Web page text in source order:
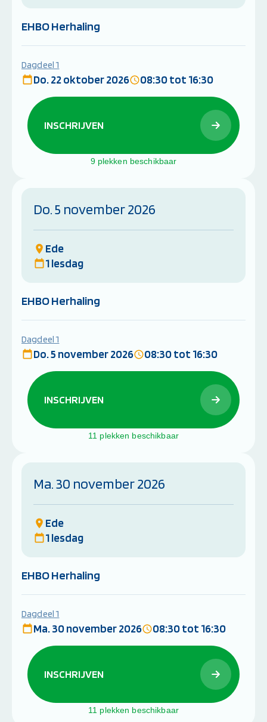
EHBO Herhaling
Dagdeel 1
Do. 22 oktober 2026 08:30 tot 16:30
INSCHRIJVEN
9 plekken beschikbaar
Do. 5 november 2026
Ede
1 lesdag
EHBO Herhaling
Dagdeel 1
Do. 5 november 2026 08:30 tot 16:30
INSCHRIJVEN
11 plekken beschikbaar
Ma. 30 november 2026
Ede
1 lesdag
EHBO Herhaling
Dagdeel 1
Ma. 30 november 2026 08:30 tot 16:30
INSCHRIJVEN
11 plekken beschikbaar